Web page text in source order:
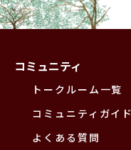
コミュニティ
トークルーム一覧
コミュニティガイ
よくある質問